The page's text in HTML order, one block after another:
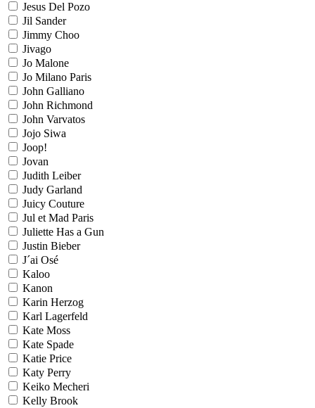
Jesus Del Pozo
Jil Sander
Jimmy Choo
Jivago
Jo Malone
Jo Milano Paris
John Galliano
John Richmond
John Varvatos
Jojo Siwa
Joop!
Jovan
Judith Leiber
Judy Garland
Juicy Couture
Jul et Mad Paris
Juliette Has a Gun
Justin Bieber
J´ai Osé
Kaloo
Kanon
Karin Herzog
Karl Lagerfeld
Kate Moss
Kate Spade
Katie Price
Katy Perry
Keiko Mecheri
Kelly Brook